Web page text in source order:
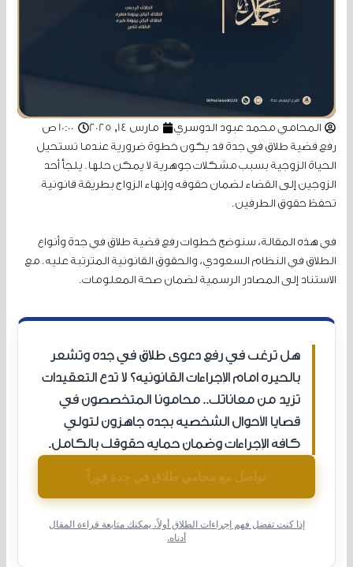
المحامي محمد عبود الدوسري مارس 14, 2025
10:00 ص
رفع قضية طلاق في جدة قد يكون خطوة ضرورية عندما تستحيل
الحياة الزوجية بسبب مشكلات جوهرية لا يمكن حلها. يلجأ أحد
الزوجين إلى القضاء لضمان حقوقه وإنهاء الزواج بطريقة قانونية
تحفظ حقوق الطرفين.
في هذه المقالة، سنوضح خطوات رفع قضية طلاق في جدة وأنواع
الطلاق في النظام السعودي، والحقوق القانونية المترتبة عليه. مع
الاستناد إلى المصادر الرسمية لضمان صحة المعلومات.
هل ترغب في رفع دعوى طلاق في جدة وتشعر
بالحيرة أمام الإجراءات القانونية؟ لا تدع التعقيدات
تزيد من معاناتك.. محامونا المتخصصون في
قضايا الأحوال الشخصية بجدة جاهزون لتولي
كافة الإجراءات وضمان حماية حقوقك بالكامل.
تواصل مع محامي طلاق في جدة فوراً
إذا كنت تفضل فهم إجراءات الطلاق أولاً، يمكنك متابعة قراءة المقال
أدناه.